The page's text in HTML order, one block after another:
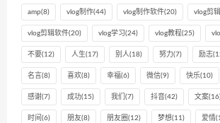
amp(8) vlog制作(44) vlog制作软件(20) vlog剪辑
vlog剪辑软件(20) vlog学习(24) vlog教程(25)
不要(12) 人生(17) 别人(18) 努力(7) 励志
名言 (8) 喜欢(8) 幸福(6) 微信(9) 快乐(10)
感谢(7) 成功(15) 我们 (7) 抖音(42) 文案
时间 (6) 朋友(8) 朋友圈 (12) 梦想(11) 爱情